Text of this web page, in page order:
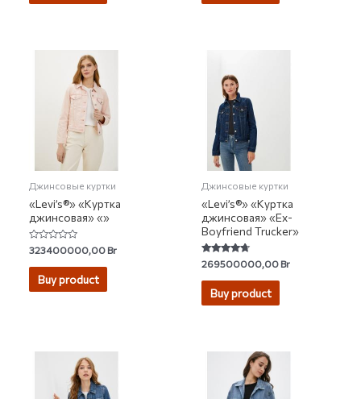
Джинсовые куртки
«Levi’s®» «Куртка
джинсовая» «»
Rated
0
out
323400000,00Br
Buy product
Джинсовые куртки
«Levi’s®» «Куртка
джинсовая» «Ex-
Boyfriend Trucker»
Rated
4.48
out of 5
269500000,00Br
Buy product